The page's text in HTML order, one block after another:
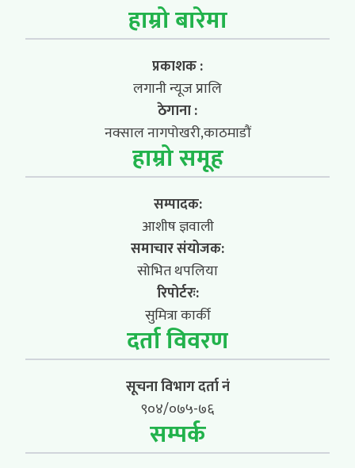
हाम्रो बारेमा
प्रकाशक :
लगानी न्यूज प्रालि
ठेगाना :
नक्साल नागपोखरी,काठमाडौं
हाम्रो समूह
सम्पादक:
आशीष ज्ञवाली
समाचार संयोजक:
सोभित थपलिया
रिपोर्टरः:
सुमित्रा कार्की
दर्ता विवरण
सूचना विभाग दर्ता नं
९०४/०७५-७६
सम्पर्क